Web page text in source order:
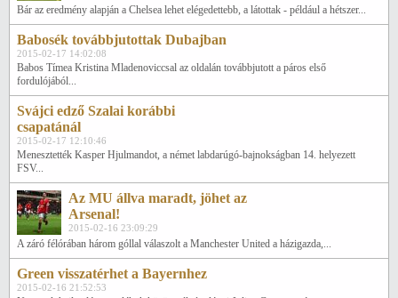
Bár az eredmény alapján a Chelsea lehet elégedettebb, a látottak - például a hétszer...
Babosék továbbjutottak Dubajban
2015-02-17 14:02:08
Babos Tímea Kristina Mladenoviccsal az oldalán továbbjutott a páros első
fordulójából...
Svájci edző Szalai korábbi
csapatánál
2015-02-17 12:10:46
Menesztették Kasper Hjulmandot, a német labdarúgó-bajnokságban 14. helyezett
FSV...
Az MU állva maradt, jöhet az
Arsenal!
2015-02-16 23:09:29
A záró félórában három góllal válaszolt a Manchester United a házigazda,...
Green visszatérhet a Bayernhez
2015-02-16 21:52:53